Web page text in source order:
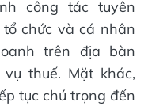
công tác tuyên
chức và cá nhân
trên địa bàn
thuế. Mặt khác,
tục chú trọng đến